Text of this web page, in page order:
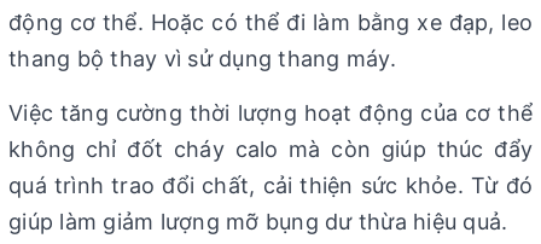
động cơ thể. Hoặc có thể đi làm bằng xe đạp, leo
thang bộ thay vì sử dụng thang máy.
Việc tăng cường thời lượng hoạt động của cơ thể
không chỉ đốt cháy calo mà còn giúp thúc đẩy
quá trình trao đổi chất, cải thiện sức khỏe. Từ đó
giúp làm giảm lượng mỡ bụng dư thừa hiệu quả.